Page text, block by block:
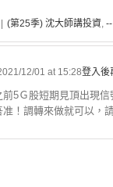
(第25季) 沈大師講投資,
12/01 at 15:28登入後
前5Ｇ股短期見頂出現
准！調轉來做就可以，